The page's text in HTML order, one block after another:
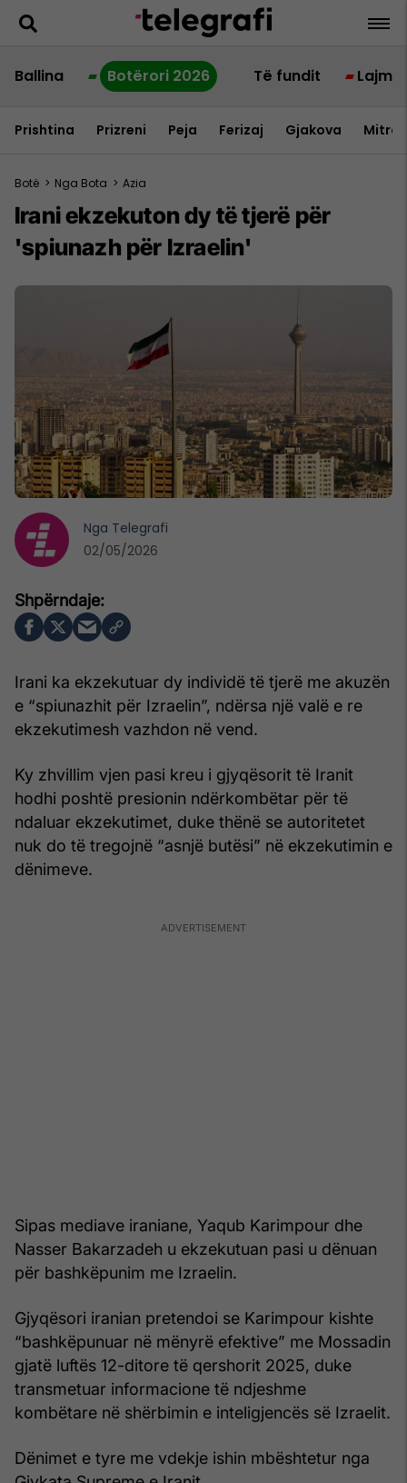
Ballina Botërori 2026 Të fundit Lajme
Prishtina Prizreni Peja Ferizaj Gjakova
Botë > Nga Bota > Azia
Irani ekzekuton dy të tjerë për
'spiunazh për Izraelin'
Irani ka ekzekutuar dy individë të tjerë me akuzën
e “spiunazhit për Izraelin”, ndërsa një valë e re
ekzekutimesh vazhdon në vend.
Ky zhvillim vjen pasi kreu i gjyqësorit të Iranit
hodhi poshtë presionin ndërkombëtar për të
ndaluar ekzekutimet, duke thënë se autoritetet
nuk do të tregojnë “asnjë butësi” në ekzekutimin e
dënimeve.
Sipas mediave iraniane, Yaqub Karimpour dhe
Nasser Bakarzadeh u ekzekutuan pasi u dënuan
për bashkëpunim me Izraelin.
Gjyqësori iranian pretendoi se Karimpour kishte
“bashkëpunuar në mënyrë efektive” me Mossadin
gjatë luftës 12-ditore të qershorit 2025, duke
transmetuar informacione të ndjeshme
kombëtare në shërbimin e inteligjencës së Izraelit.
Dënimet e tyre me vdekje ishin mbështetur nga
Nga Telegrafi
02/05/2026